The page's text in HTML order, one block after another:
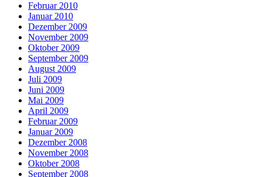
Februar 2010
Januar 2010
Dezember 2009
November 2009
Oktober 2009
September 2009
August 2009
Juli 2009
Juni 2009
Mai 2009
April 2009
Februar 2009
Januar 2009
Dezember 2008
November 2008
Oktober 2008
September 2008